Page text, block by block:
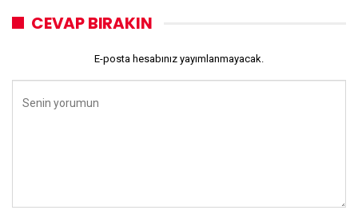
CEVAP BIRAKIN
E-posta hesabınız yayımlanmayacak.